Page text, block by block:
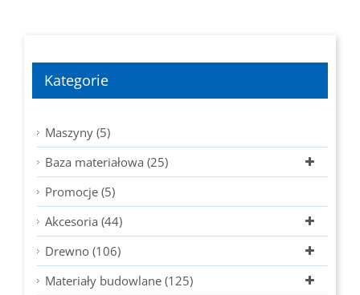
Kategorie
Maszyny (5)
Baza materiałowa (25)
Promocje (5)
Akcesoria (44)
Drewno (106)
Materiały budowlane (125)